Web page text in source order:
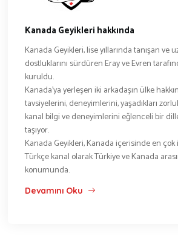
Kanada Geyikleri hakkında
Kanada Geyikleri, lise yıllarında tanışan ve
dostluklarını sürdüren Eray ve Evren
kuruldu.
Kanada’ya yerleşen iki arkadaşın ülke
tavsiyelerini, deneyimlerini, yaşadıkları
kanal bilgi ve deneyimlerini eğlenceli bir
taşıyor.
Kanada Geyikleri, Kanada içerisinde en
Türkçe kanal olarak Türkiye ve Kanada
konumunda.
Devamını Oku